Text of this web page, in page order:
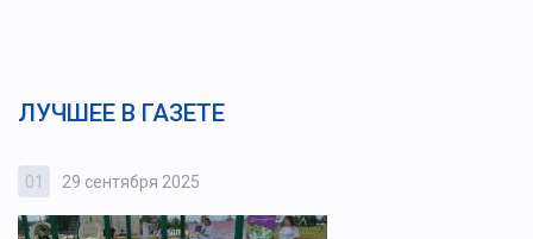
ЛУЧШЕЕ В ГАЗЕТЕ
01 29 сентября 2025